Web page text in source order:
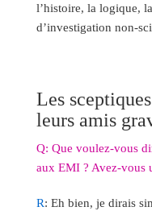
l’histoire, la logique,
d’investigation non-
Les
leurs amis
Q: Que voulez-vous
aux EMI ? Avez-vous
R: Eh bien, je dirais